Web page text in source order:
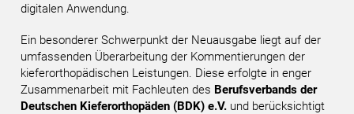
digitalen Anwendung.
Ein besonderer Schwerpunkt der Neuausgabe liegt auf der
umfassenden Überarbeitung der Kommentierungen der
kieferorthopädischen Leistungen. Diese erfolgte in enger
Zusammenarbeit mit Fachleuten des Berufsverbands der
Deutschen Kieferorthopäden (BDK) e.V. und berücksichtigt